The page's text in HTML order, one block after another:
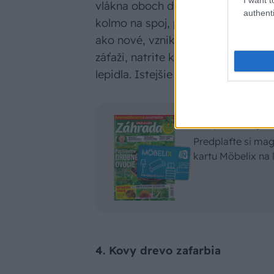
vlákna oboch drevených častí
kolmo na spoj, pevná väzba
ako nové, vznikajúce väzby. Ak je
záťaži, natrite konce vlákien
lepidla. Istejšie je však posilnenie
Predplaťte si
kartu Möbelix na
4. Kovy drevo zafarbia